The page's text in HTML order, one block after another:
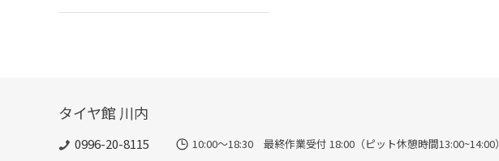
タイヤ館 川内
0996-20-8115 10:00～18:30 最終作業受付 18:00（ピット休憩時間13:00~14:00）